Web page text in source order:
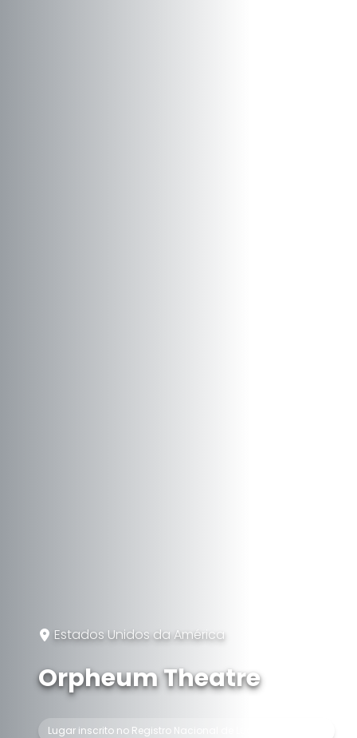
Estados Unidos da América
Orpheum Theatre
Lugar inscrito no Registro Nacional de Lugares Históricos